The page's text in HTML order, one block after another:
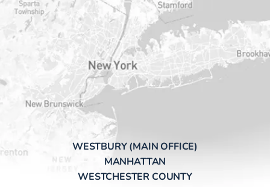
WESTBURY (MAIN OFFICE)
MANHATTAN
WESTCHESTER COUNTY